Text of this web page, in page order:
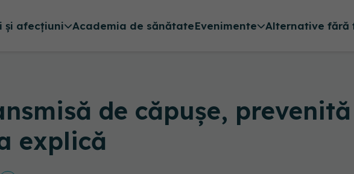
și afecțiuni Academia de sănătateEvenimente Alternative fără
de căpușe,
explică